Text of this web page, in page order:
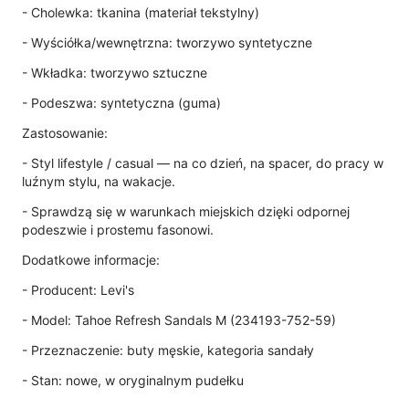
- Cholewka: tkanina (materiał tekstylny)
- Wyściółka/wewnętrzna: tworzywo syntetyczne
- Wkładka: tworzywo sztuczne
- Podeszwa: syntetyczna (guma)
Zastosowanie:
- Styl lifestyle / casual — na co dzień, na spacer, do pracy w
luźnym stylu, na wakacje.
- Sprawdzą się w warunkach miejskich dzięki odpornej
podeszwie i prostemu fasonowi.
Dodatkowe informacje:
- Producent: Levi's
- Model: Tahoe Refresh Sandals M (234193-752-59)
- Przeznaczenie: buty męskie, kategoria sandały
- Stan: nowe, w oryginalnym pudełku